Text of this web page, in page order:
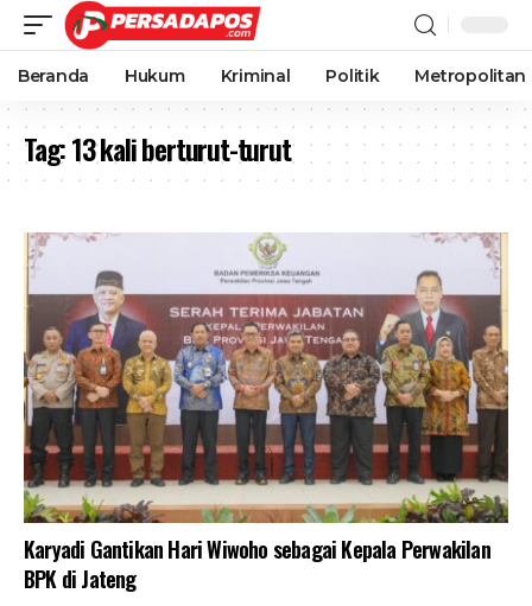
Beranda Hukum Kriminal Politik Metropolitan
Tag:13 kali berturut-turut
Karyadi Gantikan Hari Wiwoho sebagai Kepala Perwakilan
BPK di Jateng